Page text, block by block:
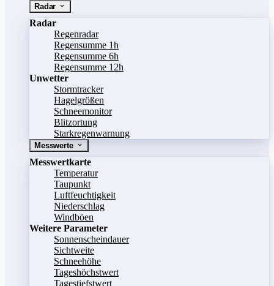
Radar
Radar
Regenradar
Regensumme 1h
Regensumme 6h
Regensumme 12h
Unwetter
Stormtracker
Hagelgrößen
Schneemonitor
Blitzortung
Starkregenwarnung
Messwerte
Messwertkarte
Temperatur
Taupunkt
Luftfeuchtigkeit
Niederschlag
Windböen
Weitere Parameter
Sonnenscheindauer
Sichtweite
Schneehöhe
Tageshöchstwert
Tagestiefstwert